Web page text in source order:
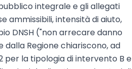
integrale e gli allegati
ammissibili, intensità di aiuto,
DNSH ("non arrecare danno
Regione chiariscono, ad
per la tipologia di intervento B e